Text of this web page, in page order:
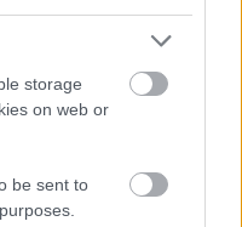
storage
on web or
be sent to
(törölt)
madzsar
így marad bazmeg.